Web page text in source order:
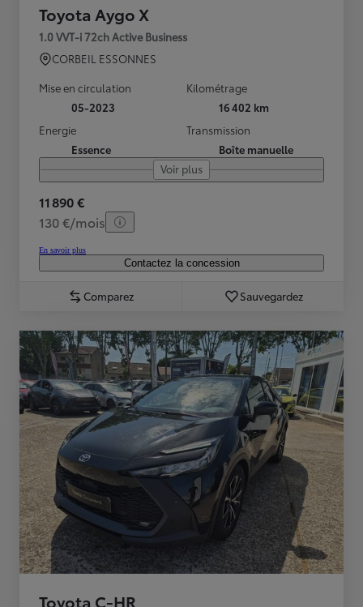
Toyota Aygo X
1.0 VVT-i 72ch Active Business
CORBEIL ESSONNES
Mise en circulation
05-2023
Kilométrage
16 402 km
Energie
Essence
Transmission
Boîte manuelle
Voir plus
11 890 €
130 €/mois
En savoir plus
Contactez la concession
Comparez Sauvegardez
Toyota C-HR